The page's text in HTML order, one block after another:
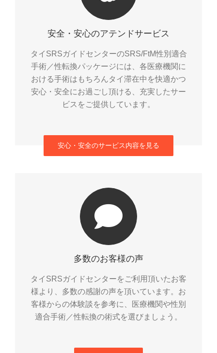
安全・安心のアテンドサービス
タイSRSガイドセンターのSRS/FtM性別適合
手術／性転換パッケージには、各医療機関に
おける手術はもちろんタイ滞在中を快適かつ
安心・安全にお過ごし頂ける、充実したサー
ビスをご提供しています。
安心・安全のサービス内容を見る
多数のお客様の声
タイSRSガイドセンターをご利用頂いたお客
様より、多数の感謝の声を頂いています。お
客様からの体験談を参考に、医療機関や性別
適合手術／性転換の術式を選びましょう。